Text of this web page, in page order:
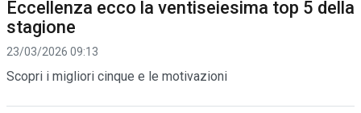
Eccellenza ecco la ventiseiesima top 5 della
stagione
23/03/2026 09:13
Scopri i migliori cinque e le motivazioni